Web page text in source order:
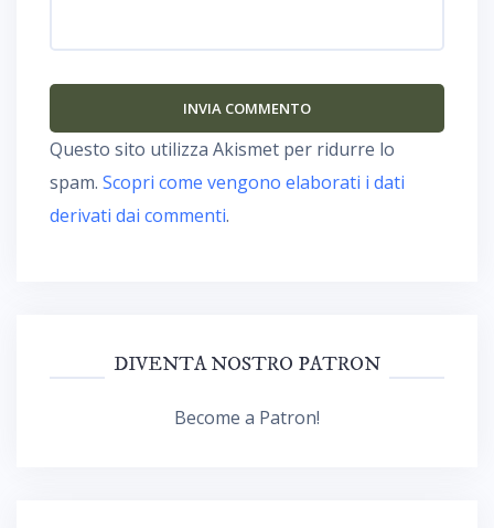
Questo sito utilizza Akismet per ridurre lo
spam. Scopri come vengono elaborati i dati
derivati dai commenti.
DIVENTA NOSTRO PATRON
Become a Patron!